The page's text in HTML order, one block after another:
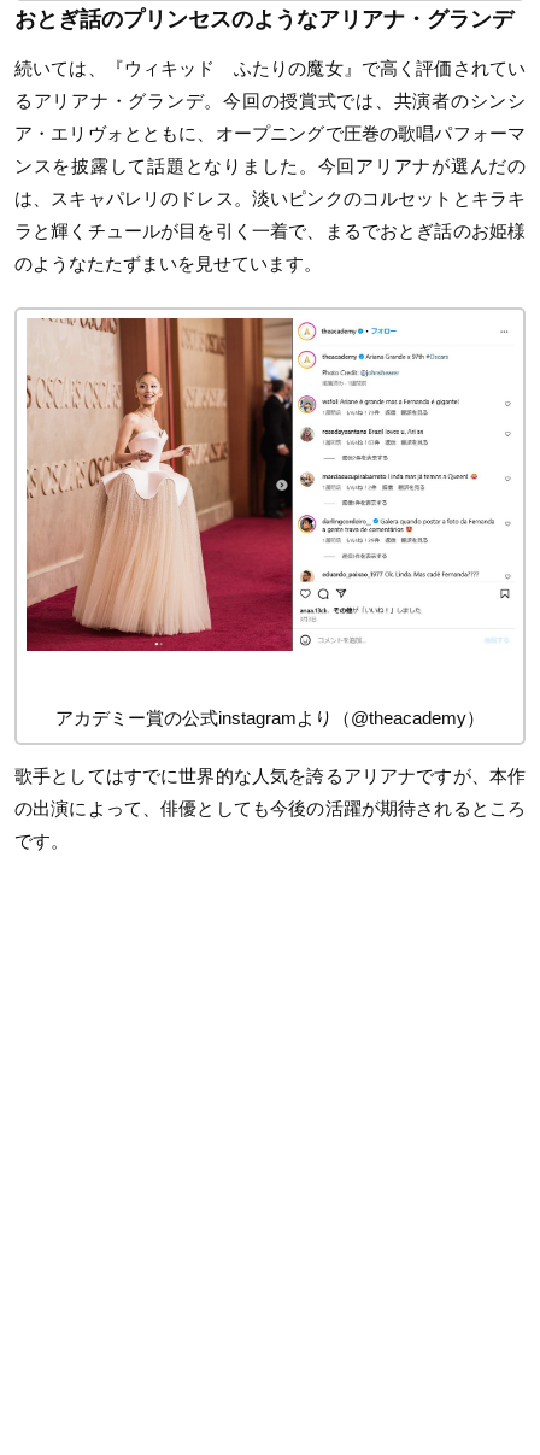
おとぎ話のプリンセスのようなアリアナ・グランデ
続いては、『ウィキッド ふたりの魔女』で高く評価されてい
るアリアナ・グランデ。今回の授賞式では、共演者のシンシ
ア・エリヴォとともに、オープニングで圧巻の歌唱パフォーマ
ンスを披露して話題となりました。今回アリアナが選んだの
は、スキャパレリのドレス。淡いピンクのコルセットとキラキ
ラと輝くチュールが目を引く一着で、まるでおとぎ話のお姫様
のようなたたずまいを見せています。
アカデミー賞の公式instagramより（@theacademy）
歌手としてはすでに世界的な人気を誇るアリアナですが、本作
の出演によって、俳優としても今後の活躍が期待されるところ
です。